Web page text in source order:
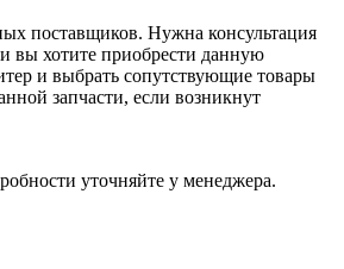
поставщиков. Нужна консультация
вы хотите приобрести данную
и выбрать сопутствующие товары
запчасти, если возникнут
уточняйте у менеджера.